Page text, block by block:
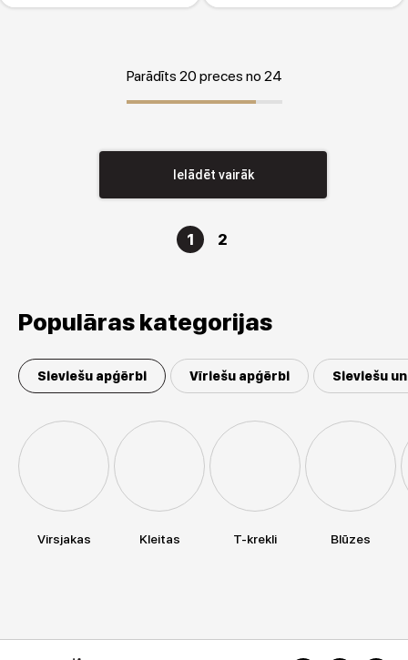
Parādīts 20 preces no 24
Ielādēt vairāk
1 2
Populāras kategorijas
Sieviešu apģērbi Vīriešu apģērbi Sieviešu
Virsjakas Kleitas T-krekli Blūzes